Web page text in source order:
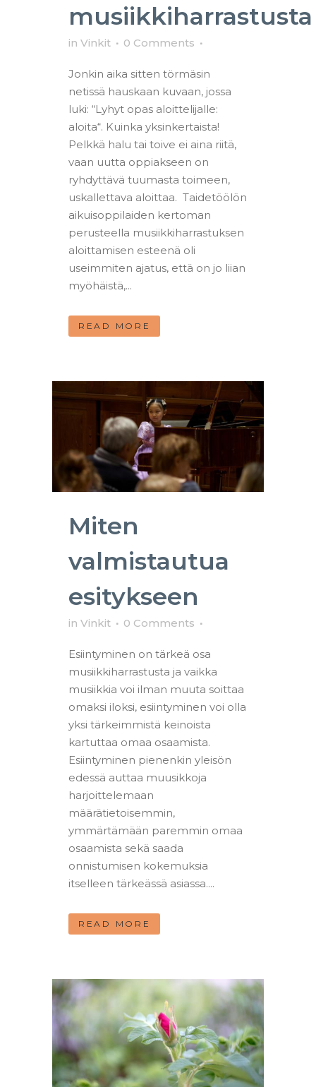
musiikkiharrastusta
in Vinkit 0 Comments
Jonkin aika sitten törmäsin
netissä hauskaan kuvaan, jossa
luki: “Lyhyt opas aloittelijalle:
aloita“. Kuinka yksinkertaista!
Pelkkä halu tai toive ei aina riitä,
vaan uutta oppiakseen on
ryhdyttävä tuumasta toimeen,
uskallettava aloittaa. Taidetöölön
aikuisoppilaiden kertoman
perusteella musiikkiharrastuksen
aloittamisen esteenä oli
useimmiten ajatus, että on jo liian
myöhäistä,...
READ MORE
Miten
valmistautua
esitykseen
in Vinkit 0 Comments
Esiintyminen on tärkeä osa
musiikkiharrastusta ja vaikka
musiikkia voi ilman muuta soittaa
omaksi iloksi, esiintyminen voi olla
yksi tärkeimmistä keinoista
kartuttaa omaa osaamista.
Esiintyminen pienenkin yleisön
edessä auttaa muusikkoja
harjoittelemaan
määrätietoisemmin,
ymmärtämään paremmin omaa
osaamista sekä saada
onnistumisen kokemuksia
itselleen tärkeässä asiassa....
READ MORE